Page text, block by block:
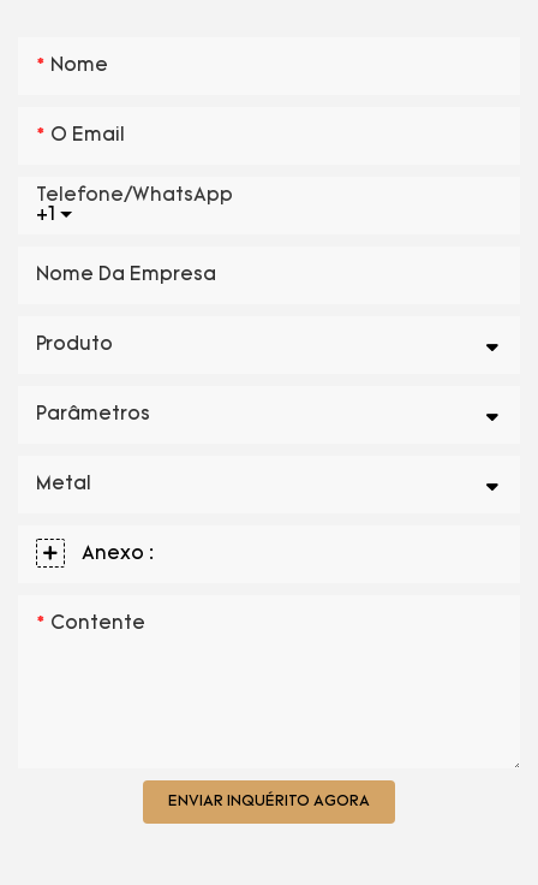
Nome
O Email
+1
Telefone/WhatsApp
Nome Da Empresa
Produto
Parâmetros
Metal
Anexo :
Contente
ENVIAR INQUÉRITO AGORA